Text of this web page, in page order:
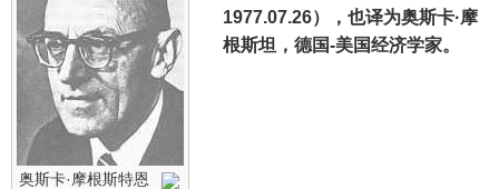
奥斯卡·摩根斯特恩
1977.07.26），也译为奥斯卡·摩
根斯坦，德国-美国经济学家。